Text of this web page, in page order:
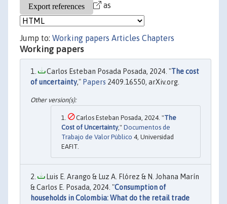
as
Jump to: Working papers Articles Chapters
Working papers
Carlos Esteban Posada Posada, 2024. "The cost
of uncertainty," Papers 2409.16550, arXiv.org.
Carlos Esteban Posada, 2024. "The
Cost of Uncertainty," Documentos de
Trabajo de Valor Público 4, Universidad
EAFIT.
Luis E. Arango & Luz A. Flórez & N. Johana Marín
& Carlos E. Posada, 2024. "Consumption of
households in Colombia: What do the retail trade